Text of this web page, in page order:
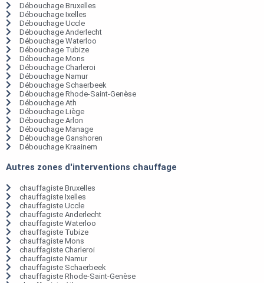
Débouchage Bruxelles
Débouchage Ixelles
Débouchage Uccle
Débouchage Anderlecht
Débouchage Waterloo
Débouchage Tubize
Débouchage Mons
Débouchage Charleroi
Débouchage Namur
Débouchage Schaerbeek
Débouchage Rhode-Saint-Genèse
Débouchage Ath
Débouchage Liège
Débouchage Arlon
Débouchage Manage
Débouchage Ganshoren
Débouchage Kraainem
Autres zones d'interventions chauffage
chauffagiste Bruxelles
chauffagiste Ixelles
chauffagiste Uccle
chauffagiste Anderlecht
chauffagiste Waterloo
chauffagiste Tubize
chauffagiste Mons
chauffagiste Charleroi
chauffagiste Namur
chauffagiste Schaerbeek
chauffagiste Rhode-Saint-Genèse